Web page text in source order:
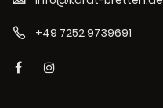
+49 7252 9739691